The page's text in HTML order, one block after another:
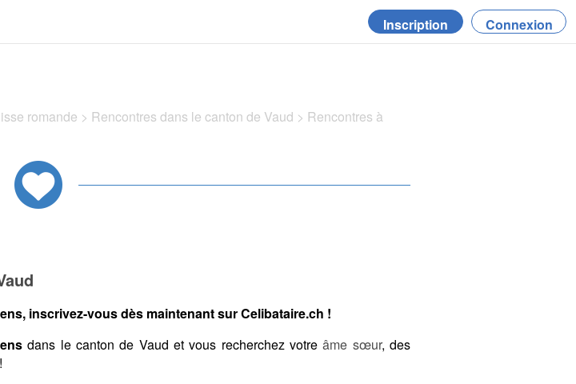
Inscription Connexion
romande > Rencontres dans le canton de Vaud > Rencontres à
inscrivez-vous dès maintenant sur Celibataire.ch !
dans le canton de Vaud et vous recherchez votreâme sœur, des